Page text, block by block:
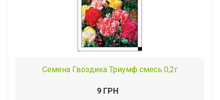
Семена Гвоздика Триумф смесь 0,2г
9 ГРН